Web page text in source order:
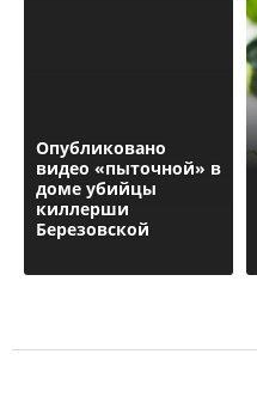
Опубликовано
видео «пыточной» в
доме убийцы
киллерши
Березовской